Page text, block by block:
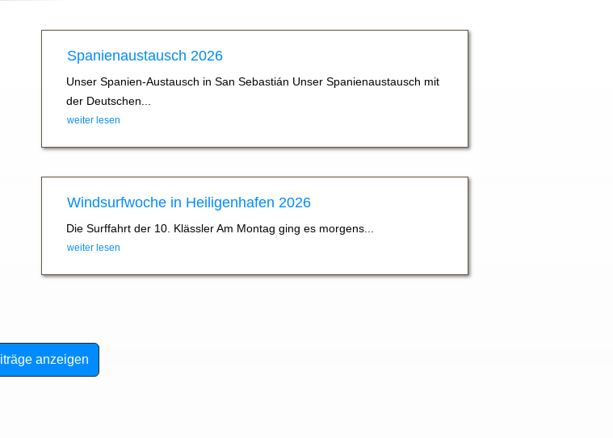
Spanienaustausch 2026
Unser Spanien-Austausch in San Sebastián Unser Spanienaustausch mit
der Deutschen...
weiter lesen
Windsurfwoche in Heiligenhafen 2026
Die Surffahrt der 10. Klässler Am Montag ging es morgens...
weiter lesen
anzeigen